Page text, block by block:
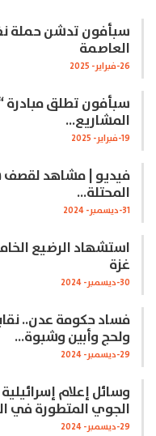
سبأفون تدشن حملة
العاصمة
26-فبراير- 2025
سبأفون تطلق مبادرة
المشاريع…
19-فبراير- 2025
فيديو | مشاهد لقصف
المحتلة…
31-ديسمبر- 2024
استشهاد الرضيع
غزة
30-ديسمبر- 2024
فساد حكومة عدن..
ولحج وأبين وشبوة…
29-ديسمبر- 2024
وسائل إعلام
الجوي المتطورة في
29-ديسمبر- 2024